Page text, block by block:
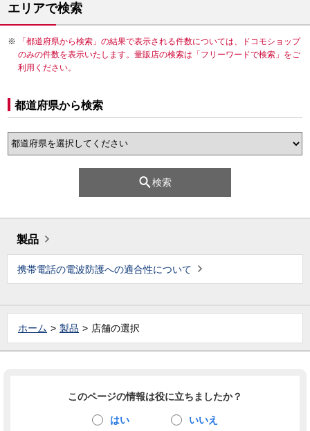
エリアで検索
「都道府県から検索」の結果で表示される件数については、ドコモショップ
のみの件数を表示いたします。量販店の検索は「フリーワードで検索」をご
利用ください。
都道府県から検索
検索
製品
携帯電話の電波防護への適合性について
ホーム 製品 店舗の選択
このページの情報は役に立ちましたか？
はい いいえ